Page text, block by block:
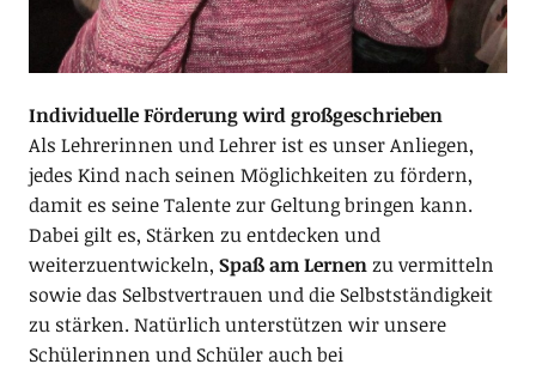
Individuelle Förderung wird großgeschrieben
Als Lehrerinnen und Lehrer ist es unser Anliegen,
jedes Kind nach seinen Möglichkeiten zu fördern,
damit es seine Talente zur Geltung bringen kann.
Dabei gilt es, Stärken zu entdecken und
weiterzuentwickeln, Spaß am Lernenzu vermitteln
sowie das Selbstvertrauen und die Selbstständigkeit
zu stärken. Natürlich unterstützen wir unsere
Schülerinnen und Schüler auch bei